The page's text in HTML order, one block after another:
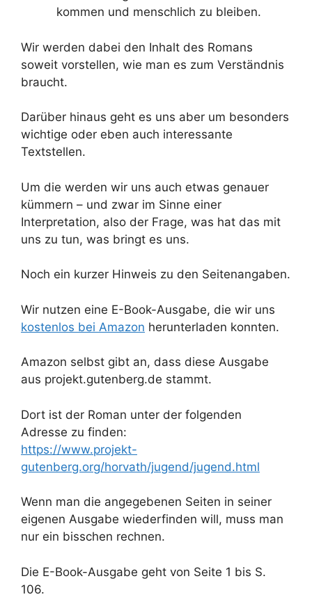
kommen und menschlich zu bleiben.
Wir werden dabei den Inhalt des Romans
soweit vorstellen, wie man es zum Verständnis
braucht.
Darüber hinaus geht es uns aber um besonders
wichtige oder eben auch interessante
Textstellen.
Um die werden wir uns auch etwas genauer
kümmern – und zwar im Sinne einer
Interpretation, also der Frage, was hat das mit
uns zu tun, was bringt es uns.
Noch ein kurzer Hinweis zu den Seitenangaben.
Wir nutzen eine E-Book-Ausgabe, die wir uns
kostenlos bei Amazon herunterladen konnten.
Amazon selbst gibt an, dass diese Ausgabe
aus projekt.gutenberg.de stammt.
Dort ist der Roman unter der folgenden
Adresse zu finden:
https://www.projekt-
gutenberg.org/horvath/jugend/jugend.html
Wenn man die angegebenen Seiten in seiner
eigenen Ausgabe wiederfinden will, muss man
nur ein bisschen rechnen.
Die E-Book-Ausgabe geht von Seite 1 bis S.
106.